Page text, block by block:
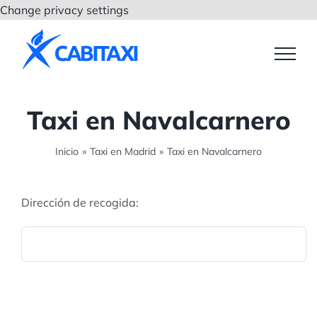
Change privacy settings
contenido
Taxi en Navalcarnero
Inicio » Taxi en Madrid » Taxi en Navalcarnero
Dirección de recogida: